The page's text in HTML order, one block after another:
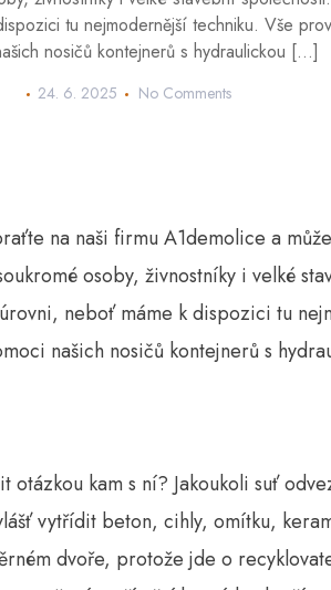
tu nejmodernější techniku. Vše
nosičů kontejnerů s hydraulickou […]
24. 6. 2025 No Comments
na naši firmu A1demolice a
osoby, živnostníky i velké
neboť máme k dispozici tu
našich nosičů kontejnerů s
otázkou kam s ní? Jakoukoli suť
vytřídit beton, cihly, omítku,
dvoře, protože jde o